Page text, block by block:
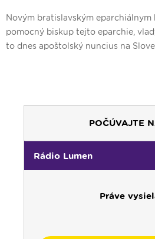
Novým bratislavským
pomocný biskup tejto eparchie,
to dnes apoštolský nuncius na
POČÚVAJTE
Rádio Lumen
Práve
Počúvaj srdcom -